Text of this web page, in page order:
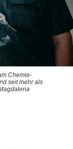
Chemie-
seit mehr als